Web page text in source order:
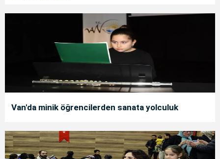
Van'da minik öğrencilerden sanata yolculuk